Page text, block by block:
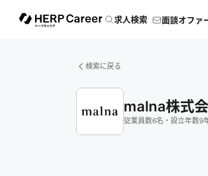
求人検索 面談オファ
検索に戻る
malna株式
従業員数6名 ・ 設立年数9